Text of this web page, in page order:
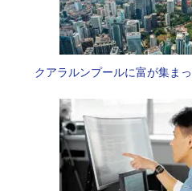
クアラルンプールに富が集ま